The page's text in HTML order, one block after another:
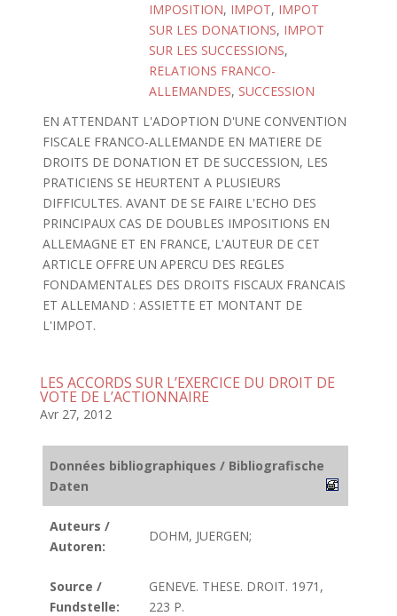
IMPOSITION, IMPOT, IMPOT
SUR LES DONATIONS, IMPOT
SUR LES SUCCESSIONS,
RELATIONS FRANCO-
ALLEMANDES, SUCCESSION
EN ATTENDANT L'ADOPTION D'UNE CONVENTION
FISCALE FRANCO-ALLEMANDE EN MATIERE DE
DROITS DE DONATION ET DE SUCCESSION, LES
PRATICIENS SE HEURTENT A PLUSIEURS
DIFFICULTES. AVANT DE SE FAIRE L'ECHO DES
PRINCIPAUX CAS DE DOUBLES IMPOSITIONS EN
ALLEMAGNE ET EN FRANCE, L'AUTEUR DE CET
ARTICLE OFFRE UN APERCU DES REGLES
FONDAMENTALES DES DROITS FISCAUX FRANCAIS
ET ALLEMAND : ASSIETTE ET MONTANT DE
L'IMPOT.
LES ACCORDS SUR L’EXERCICE DU DROIT DE
VOTE DE L’ACTIONNAIRE
Avr 27, 2012
Données bibliographiques / Bibliografische
Daten
Auteurs /
Autoren:
DOHM, JUERGEN;
Source /
Fundstelle:
GENEVE. THESE. DROIT. 1971,
223 P.